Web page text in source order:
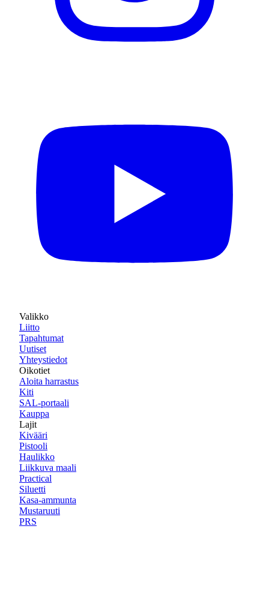
Valikko
Liitto
Tapahtumat
Uutiset
Yhteystiedot
Oikotiet
Aloita harrastus
Kiti
SAL-portaali
Kauppa
Lajit
Kivääri
Pistooli
Haulikko
Liikkuva maali
Practical
Siluetti
Kasa-ammunta
Mustaruuti
PRS